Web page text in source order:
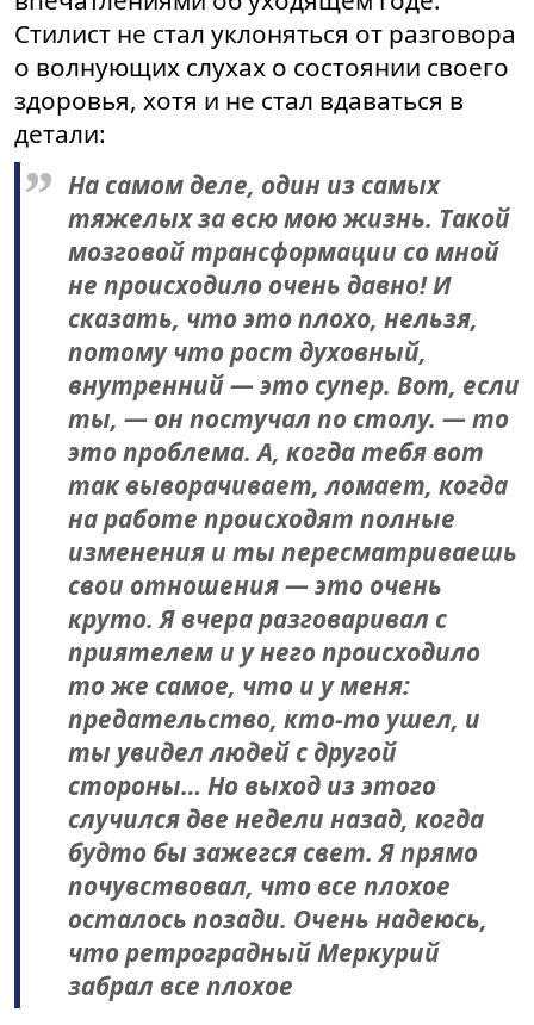
Стилист не стал уклоняться от разговора
о волнующих слухах о состоянии своего
здоровья, хотя и не стал вдаваться в
детали:
На самом деле, один из самых
тяжелых за всю мою жизнь. Такой
мозговой трансформации со мной
не происходило очень давно! И
сказать, что это плохо, нельзя,
потому что рост духовный,
внутренний — это супер. Вот, если
ты, — он постучал по столу. — то
это проблема. А, когда тебя вот
так выворачивает, ломает, когда
на работе происходят полные
изменения и ты пересматриваешь
свои отношения — это очень
круто. Я вчера разговаривал с
приятелем и у него происходило
то же самое, что и у меня:
предательство, кто-то ушел, и
ты увидел людей с другой
стороны… Но выход из этого
случился две недели назад, когда
будто бы зажегся свет. Я прямо
почувствовал, что все плохое
осталось позади. Очень надеюсь,
что ретроградный Меркурий
забрал все плохое